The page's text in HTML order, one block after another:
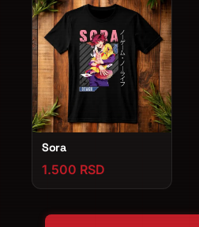
Sora
1.500 RSD